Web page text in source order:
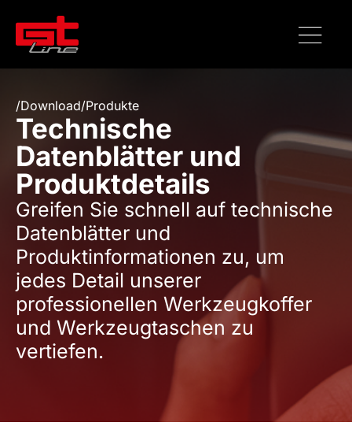
/Download/Produkte
Technische
Datenblätter und
Produktdetails
Greifen Sie schnell auf technische
Datenblätter und
Produktinformationen zu, um
jedes Detail unserer
professionellen Werkzeugkoffer
und Werkzeugtaschen zu
vertiefen.